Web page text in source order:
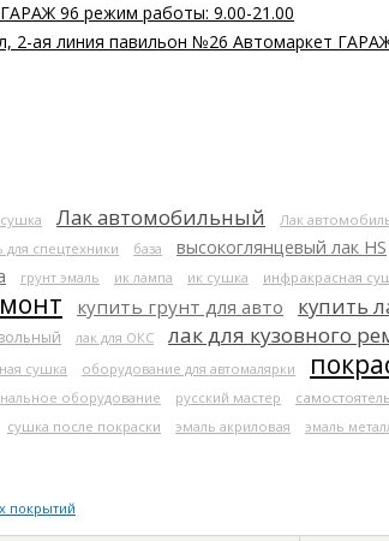
ГАРАЖ 96 режим работы: 9.00-21.00
2-ая линия павильон №26 Автомаркет
Лак автомобильный Лак
для спецтехники база высокоглянцевый лак HS
грунт эмаль ик лампа ик сушка инфракрасная
купить грунт для авто купить
лак для ОКС лак для кузовного
сушка оборудование для автомалярки
оборудование русский мастер
сушка после покраски эмаль акриловая эмаль
покрытий